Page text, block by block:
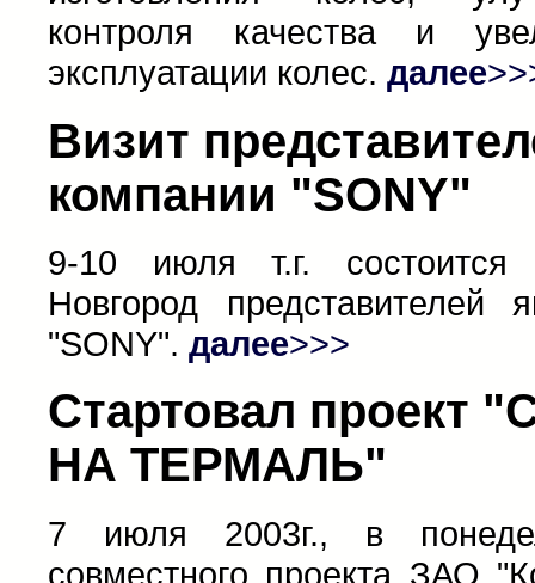
контроля качества и
эксплуатации колес. далее
Визит
компании "SONY"
9-10 июля т.г.
Новгород представителей
"SONY". далее>>>
Стартовал проект
НА ТЕРМАЛЬ"
7 июля 2003г., в
совместного проекта ЗАО